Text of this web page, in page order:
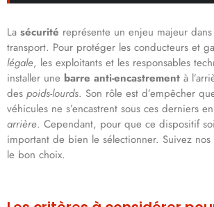
La sécurité représente un enjeu majeur
transport. Pour protéger les conducteurs et
légale, les exploitants et les responsables
installer une barre anti-encastrement à
des poids-lourds. Son rôle est d’empêcher
véhicules ne s’encastrent sous ces derniers
arrière. Cependant, pour que ce dispositif
important de bien le sélectionner. Suivez
le bon choix.